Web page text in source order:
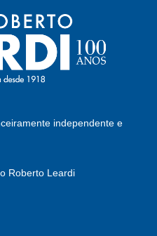
independente e
Roberto Leardi